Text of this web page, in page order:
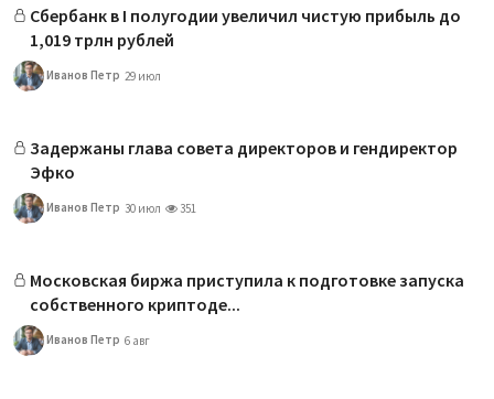
Сбербанк в I полугодии увеличил чистую прибыль до
1,019 трлн рублей
Иванов Петр 29 июл
Задержаны глава совета директоров и гендиректор
Эфко
Иванов Петр 30 июл 351
Московская биржа приступила к подготовке запуска
собственного криптоде...
Иванов Петр 6 авг